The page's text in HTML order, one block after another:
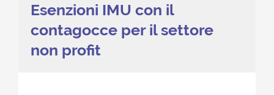
Esenzioni IMU con il
contagocce per il settore
non profit